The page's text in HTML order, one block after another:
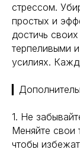
стрессом.
простых и
достичь
терпеливыми
усилиях.
1. Не
Меняйте свои
чтобы